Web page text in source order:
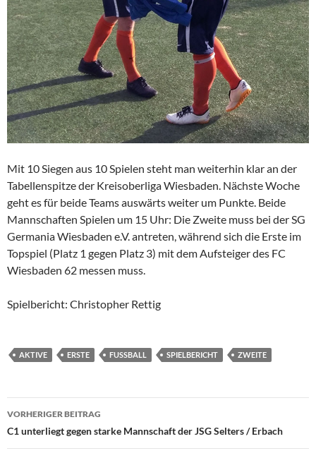
Mit 10 Siegen aus 10 Spielen steht man weiterhin klar an der
Tabellenspitze der Kreisoberliga Wiesbaden. Nächste Woche
geht es für beide Teams auswärts weiter um Punkte. Beide
Mannschaften Spielen um 15 Uhr: Die Zweite muss bei der SG
Germania Wiesbaden e.V. antreten, während sich die Erste im
Topspiel (Platz 1 gegen Platz 3) mit dem Aufsteiger des FC
Wiesbaden 62 messen muss.
Spielbericht: Christopher Rettig
AKTIVE ERSTE FUSSBALL SPIELBERICHT ZWEITE
Beitragsnavigation
VORHERIGER BEITRAG
C1 unterliegt gegen starke Mannschaft der JSG Selters / Erbach